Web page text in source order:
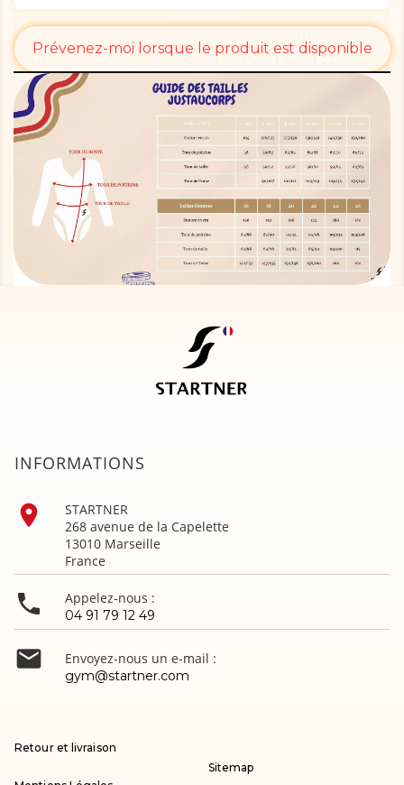
Prévenez-moi lorsque le produit est disponible
INFORMATIONS

STARTNER
268 avenue de la Capelette
13010 Marseille
France
 Appelez-nous :
04 91 79 12 49
 Envoyez-nous un e-mail :
gym@startner.com
Retour et livraison
Sitemap